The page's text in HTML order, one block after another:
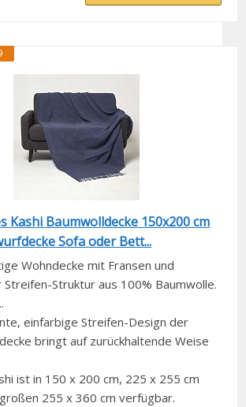
Kashi Baumwolldecke 150x200 cm
Sofa oder Bett...
Wohndecke mit Fransen und
Struktur aus 100% Baumwolle.
einfarbige Streifen-Design der
bringt auf zurückhaltende Weise
ist in 150 x 200 cm, 225 x 255 cm
255 x 360 cm verfügbar.